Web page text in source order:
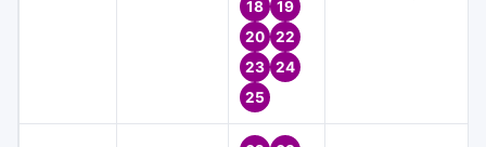
18
19
20
22
23
24
25